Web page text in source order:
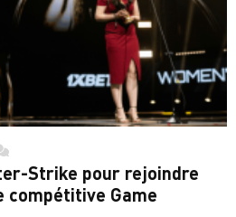
Strike pour rejoindre
compétitive Game